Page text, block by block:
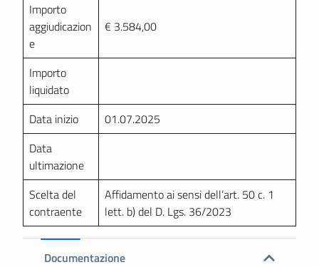
Importo
aggiudicazion
e
€ 3.584,00
Importo
liquidato
Data inizio
01.07.2025
Data
ultimazione
Scelta del
contraente
Affidamento ai sensi dell’art. 50 c. 1
lett. b) del D. Lgs. 36/2023
Documentazione